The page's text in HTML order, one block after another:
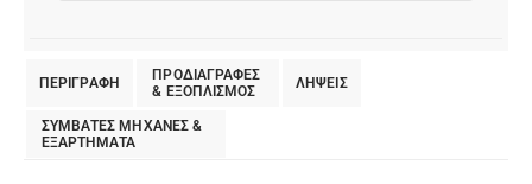
ΠΕΡΙΓΡΑΦΗ
ΠΡΟΔΙΑΓΡΑΦΕΣ
& EΞΟΠΛΙΣΜΟΣ
ΛΗΨΕΙΣ
ΣΥΜΒΑΤΕΣ ΜΗΧΑΝΕΣ &
ΕΞΑΡΤΗΜΑΤΑ